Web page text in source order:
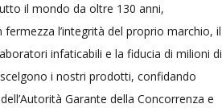
il mondo da oltre 130 anni,
l’integrità del proprio marchio, il
infaticabili e la fiducia di milioni di
i nostri prodotti, confidando
Garante della Concorrenza e